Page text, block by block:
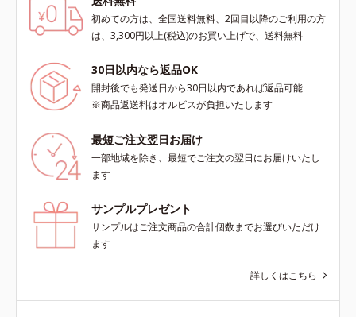
初めての方は、全国送料無料、2回目以降のご利用の方
は、3,300円以上(税込)のお買い上げで、送料無料
30日以内なら返品OK
開封後でも発送日から30日以内であれば返品可能
※商品返送料はオルビスが負担いたします
最短ご注文翌日お届け
一部地域を除き、最短でご注文の翌日にお届けいたし
ます
サンプルプレゼント
サンプルはご注文商品の合計個数までお選びいただけ
ます
詳しくはこちら